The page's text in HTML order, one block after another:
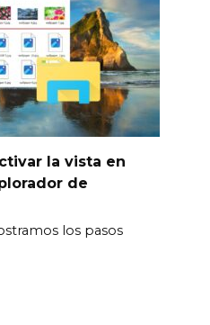
la vista en
de
los pasos